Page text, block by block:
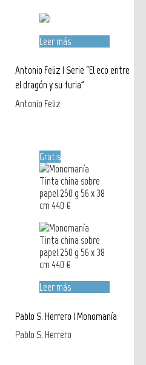
Leer más
Antonio Feliz | Serie “El eco entre
el dragón y su furia”
Antonio Feliz
Gratis
Leer más
Pablo S. Herrero | Monomanía
Pablo S. Herrero